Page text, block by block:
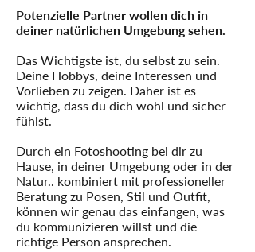
Potenzielle Partner wollen dich in
deiner natürlichen Umgebung sehen.
Das Wichtigste ist, du selbst zu sein.
Deine Hobbys, deine Interessen und
Vorlieben zu zeigen. Daher ist es
wichtig, dass du dich wohl und sicher
fühlst.
Durch ein Fotoshooting bei dir zu
Hause, in deiner Umgebung oder in der
Natur.. kombiniert mit professioneller
Beratung zu Posen, Stil und Outfit,
können wir genau das einfangen, was
du kommunizieren willst und die
richtige Person ansprechen.